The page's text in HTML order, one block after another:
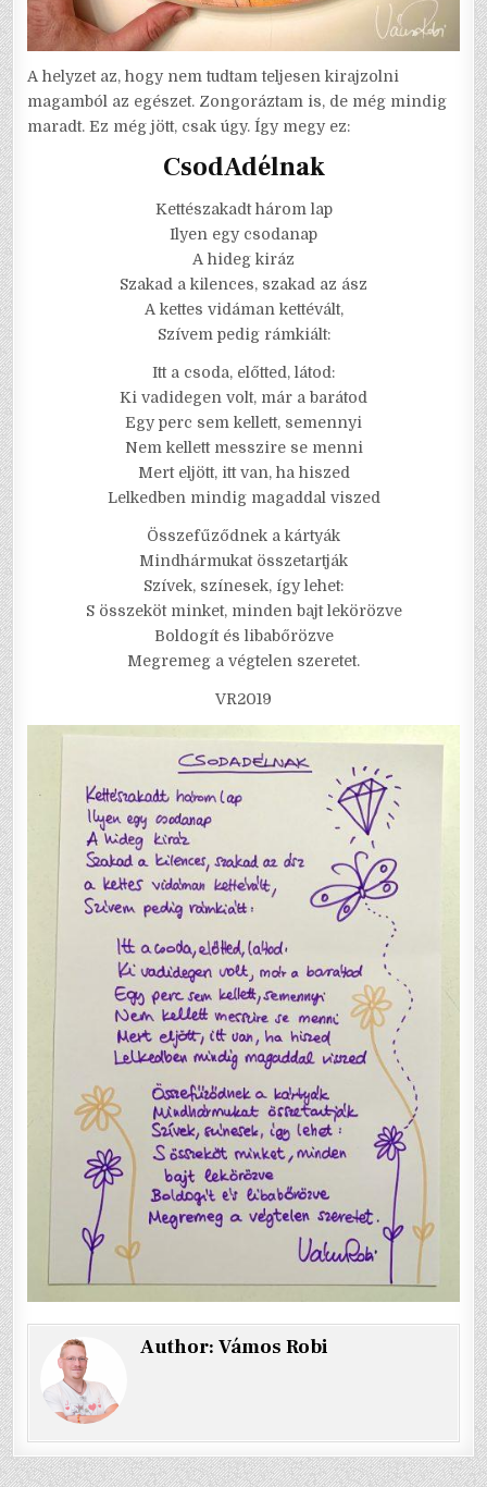
A helyzet az, hogy nem tudtam teljesen kirajzolni
magamból az egészet. Zongoráztam is, de még mindig
maradt. Ez még jött, csak úgy. Így megy ez:
CsodAdélnak
Kettészakadt három lap
Ilyen egy csodanap
A hideg kiráz
Szakad a kilences, szakad az ász
A kettes vidáman kettévált,
Szívem pedig rámkiált:
Itt a csoda, előtted, látod:
Ki vadidegen volt, már a barátod
Egy perc sem kellett, semennyi
Nem kellett messzire se menni
Mert eljött, itt van, ha hiszed
Lelkedben mindig magaddal viszed
Összefűződnek a kártyák
Mindhármukat összetartják
Szívek, színesek, így lehet:
S összeköt minket, minden bajt lekörözve
Boldogít és libabőrözve
Megremeg a végtelen szeretet.
VR2019
Author:Vámos Robi